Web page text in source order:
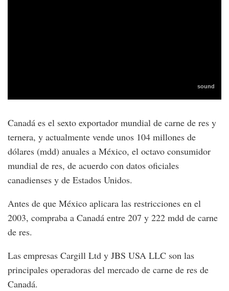
Canadá es el sexto exportador mundial de carne de res y
ternera, y actualmente vende unos 104 millones de
dólares (mdd) anuales a México, el octavo consumidor
mundial de res, de acuerdo con datos oficiales
canadienses y de Estados Unidos.
Antes de que México aplicara las restricciones en el
2003, compraba a Canadá entre 207 y 222 mdd de carne
de res.
Las empresas Cargill Ltd y JBS USA LLC son las
principales operadoras del mercado de carne de res de
Canadá.